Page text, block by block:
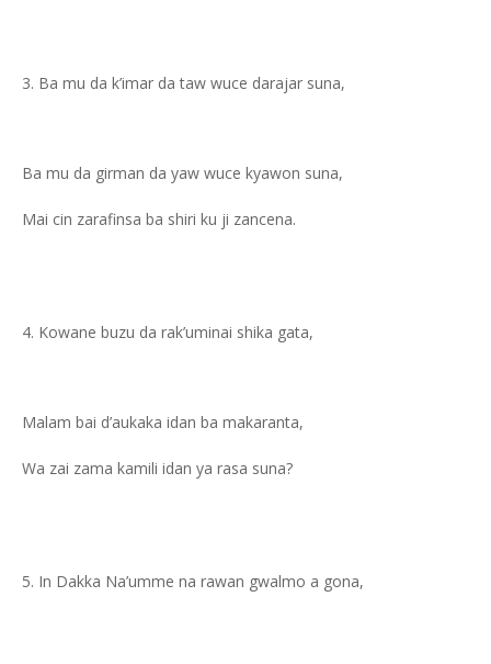
Ba mu da k’imar da taw wuce darajar suna,
Ba mu da girman da yaw wuce kyawon suna,
Mai cin zarafinsa ba shiri ku ji zancena.
Kowane buzu da rak’uminai shika gata,
Malam bai d’aukaka idan ba makaranta,
Wa zai zama kamili idan ya rasa suna?
In Dakka Na’umme na rawan gwalmo a gona,